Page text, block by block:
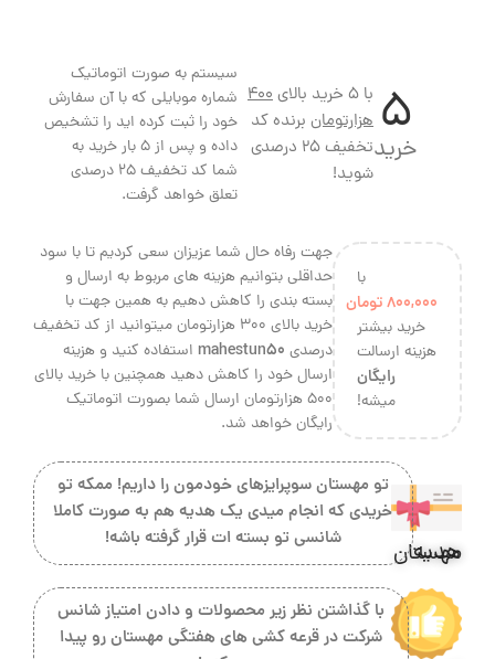
5
خرید
با 5 خرید بالای
400
هزارتومان برنده کد
تخفیف 25 درصدی
شوید!
سیستم به صورت اتوماتیک
شماره موبایلی که با آن سفارش
خود را ثبت کرده اید را تشخیص
داده و پس از 5 بار خرید به
شما کد تخفیف 25 درصدی
تعلق خواهد گرفت.
با
800,000تومان
خرید بیشتر
هزینه ارسالت
رایگان
میشه!
جهت رفاه حال شما عزیزان سعی کردیم تا با سود
حداقلی بتوانیم هزینه های مربوط به ارسال و
بسته بندی را کاهش دهیم به همین جهت با
خرید بالای 300 هزارتومان میتوانید از کد تخفیف
درصدی mahestun50استفاده کنید و هزینه
ارسال خود را کاهش دهید همچنین با خرید بالای
500 هزارتومان ارسال شما بصورت اتوماتیک
رایگان خواهد شد.
هدیه مهستان
تو مهستان سوپرایزهای خودمون را داریم! ممکه تو
خریدی که انجام میدی یک هدیه هم به صورت کاملا
شانسی تو بسته ات قرار گرفته باشه!
با گذاشتن نظر زیر محصولات و دادن امتیاز شانس
شرکت در قرعه کشی های هفتگی مهستان رو پیدا